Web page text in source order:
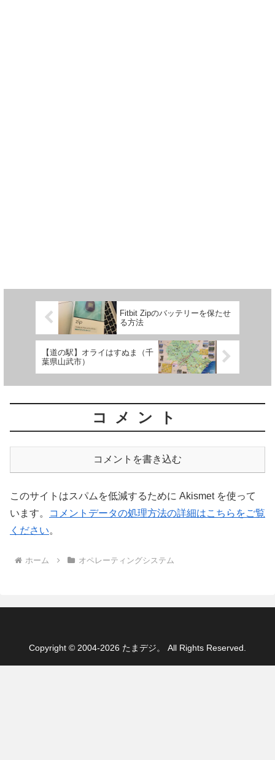
Fitbit Zipのバッテリーを保たせ
る方法
【道の駅】オライはすぬま（千
葉県山武市）
コメント
コメントを書き込む
このサイトはスパムを低減するために Akismet を使って
います。
コメントデータの処理方法の詳細はこちらをご覧
ください。
ホーム オペレーティングシステム
Copyright © 2004-2026 たまデジ。 All Rights Reserved.